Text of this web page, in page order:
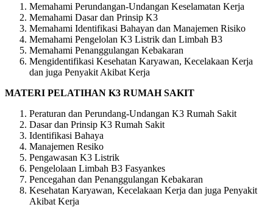
Memahami Perundangan-Undangan Keselamatan Kerja
Memahami Dasar dan Prinsip K3
Memahami Identifikasi Bahayan dan Manajemen Risiko
Memahami Pengelolan K3 Listrik dan Limbah B3
Memahami Penanggulangan Kebakaran
Mengidentifikasi Kesehatan Karyawan, Kecelakaan Kerja
dan juga Penyakit Akibat Kerja
MATERI PELATIHAN K3 RUMAH SAKIT
Peraturan dan Perundang-Undangan K3 Rumah Sakit
Dasar dan Prinsip K3 Rumah Sakit
Identifikasi Bahaya
Manajemen Resiko
Pengawasan K3 Listrik
Pengelolaan Limbah B3 Fasyankes
Pencegahan dan Penanggulangan Kebakaran
Kesehatan Karyawan, Kecelakaan Kerja dan juga Penyakit
Akibat Kerja